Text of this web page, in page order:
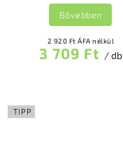
2 920 Ft ÁFA nélkül
3 709 Ft / db
Bővebben
TIPP